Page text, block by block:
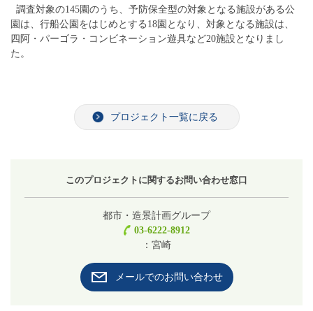
調査対象の145園のうち、予防保全型の対象となる施設がある公
園は、行船公園をはじめとする18園となり、対象となる施設は、
四阿・パーゴラ・コンビネーション遊具など20施設となりまし
た。
プロジェクト一覧に戻る
このプロジェクトに関するお問い合わせ窓口
都市・造景計画グループ
03-6222-8912
：宮崎
メールでのお問い合わせ